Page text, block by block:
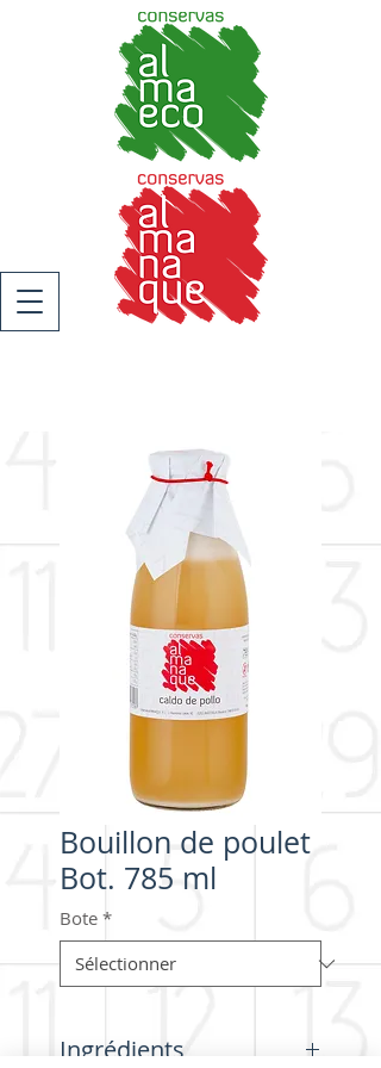
Bouillon de poulet
Bot. 785 ml
Bote *
Ingrédients